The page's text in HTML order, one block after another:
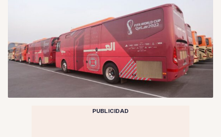
PUBLICIDAD